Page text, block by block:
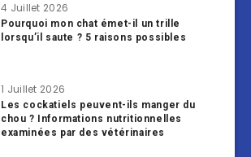
4 Juillet 2026
Pourquoi mon chat émet-il un trille
lorsqu’il saute ? 5 raisons possibles
1 Juillet 2026
Les cockatiels peuvent-ils manger du
chou ? Informations nutritionnelles
examinées par des vétérinaires